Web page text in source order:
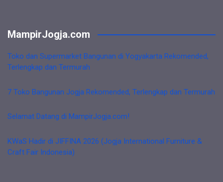
MampirJogja.com
Toko dan Supermarket Bangunan di Yogyakarta Rekomended,
Terlengkap dan Termurah
7 Toko Bangunan Jogja Rekomended, Terlengkap dan Termurah
Selamat Datang di MampirJogja.com!
KWaS Hadir di JIFFINA 2026 (Jogja International Furniture &
Craft Fair Indonesia)